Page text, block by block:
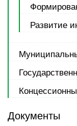
Развитие
Документы